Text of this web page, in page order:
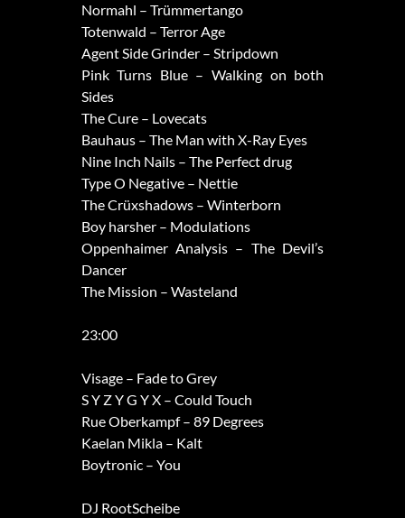
Normahl – Trümmertango
Totenwald – Terror Age
Agent Side Grinder – Stripdown
Pink Turns Blue – Walking on both
Sides
The Cure – Lovecats
Bauhaus – The Man with X-Ray Eyes
Nine Inch Nails – The Perfect drug
Type O Negative – Nettie
The Crüxshadows – Winterborn
Boy harsher – Modulations
Oppenhaimer Analysis – The Devil’s
Dancer
The Mission – Wasteland
23:00
Visage – Fade to Grey
S Y Z Y G Y X – Could Touch
Rue Oberkampf – 89 Degrees
Kaelan Mikla – Kalt
Boytronic – You
DJ RootScheibe